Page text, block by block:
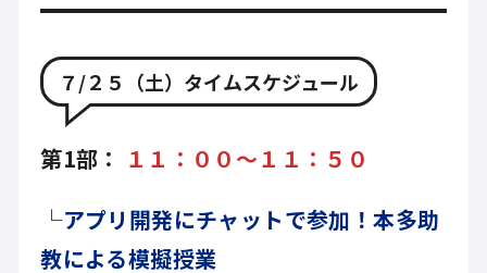
７/２５（土）タイムスケジュール
第1部： １１：００～１１：５０
└アプリ開発にチャットで参加！本多助
教による模擬授業